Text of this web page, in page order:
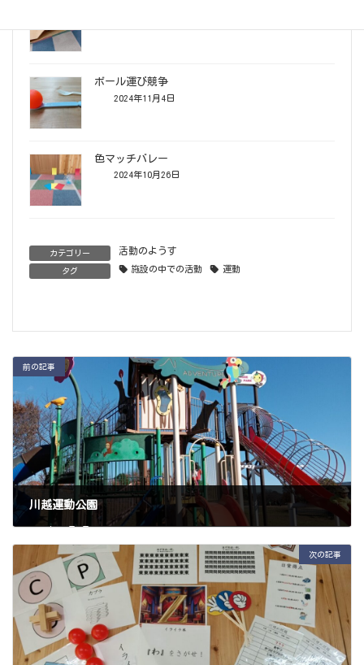
ボール運び競争
2024年11月4日
色マッチバレー
2024年10月26日
カテゴリー 活動のようす
タグ 施設の中での活動 運動
前の記事
川越運動公園
2024年12月7日
次の記事